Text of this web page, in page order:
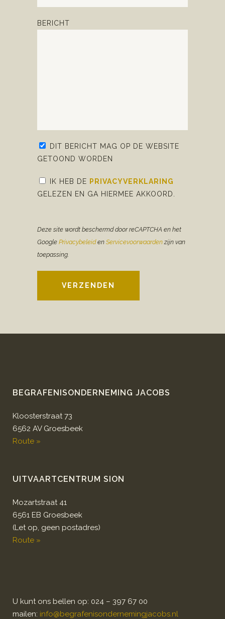
BERICHT
DIT BERICHT MAG OP DE WEBSITE
GETOOND WORDEN
IK HEB DE PRIVACYVERKLARING
GELEZEN EN GA HIERMEE AKKOORD.
Deze site wordt beschermd door reCAPTCHA en het
Google Privacybeleiden Servicevoorwaardenzijn van
toepassing.
VERZENDEN
BEGRAFENISONDERNEMING JACOBS
Kloosterstraat 73
6562 AV Groesbeek
Route »
UITVAARTCENTRUM SION
Mozartstraat 41
6561 EB Groesbeek
(Let op, geen postadres)
Route »
U kunt ons bellen op: 024 – 397 67 00
mailen: info@begrafenisondernemingjacobs.nl